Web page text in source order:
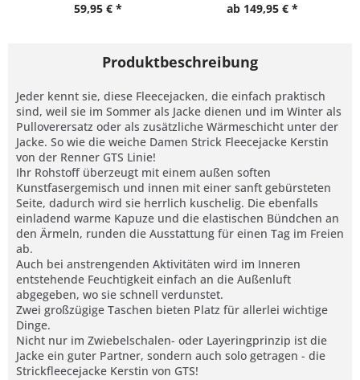
59,95 € * ab 149,95 € *
Produktbeschreibung
Jeder kennt sie, diese Fleecejacken, die einfach praktisch
sind, weil sie im Sommer als Jacke dienen und im Winter als
Pulloverersatz oder als zusätzliche Wärmeschicht unter der
Jacke. So wie die weiche Damen Strick Fleecejacke Kerstin
von der Renner GTS Linie!
Ihr Rohstoff überzeugt mit einem außen soften
Kunstfasergemisch und innen mit einer sanft gebürsteten
Seite, dadurch wird sie herrlich kuschelig. Die ebenfalls
einladend warme Kapuze und die elastischen Bündchen an
den Ärmeln, runden die Ausstattung für einen Tag im Freien
ab.
Auch bei anstrengenden Aktivitäten wird im Inneren
entstehende Feuchtigkeit einfach an die Außenluft
abgegeben, wo sie schnell verdunstet.
Zwei großzügige Taschen bieten Platz für allerlei wichtige
Dinge.
Nicht nur im Zwiebelschalen- oder Layeringprinzip ist die
Jacke ein guter Partner, sondern auch solo getragen - die
Strickfleecejacke Kerstin von GTS!